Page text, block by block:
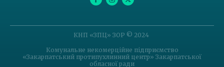
КНП «ЗПЦ» ЗОР © 2024
Комунальне некомерційне підприємство
«Закарпатський протипухлинний центр» Закарпатської
обласної ради